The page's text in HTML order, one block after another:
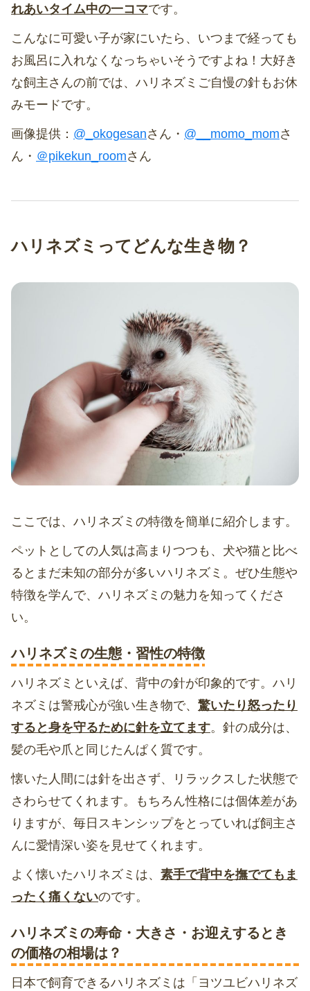
れあいタイム中の一コマです。
こんなに可愛い子が家にいたら、いつまで経っても
お風呂に入れなくなっちゃいそうですよね！大好き
な飼主さんの前では、ハリネズミご自慢の針もお休
みモードです。
画像提供： @_okogesanさん・ @__momo_momさ
ん・ ＠pikekun_roomさん
ハリネズミってどんな生き物？
ここでは、ハリネズミの特徴を簡単に紹介します。
ペットとしての人気は高まりつつも、犬や猫と比べ
るとまだ未知の部分が多いハリネズミ。ぜひ生態や
特徴を学んで、ハリネズミの魅力を知ってくださ
い。
ハリネズミの生態・習性の特徴
ハリネズミといえば、背中の針が印象的です。ハリ
ネズミは警戒心が強い生き物で、 驚いたり怒ったり
すると身を守るために針を立てます。針の成分は、
髪の毛や爪と同じたんぱく質です。
懐いた人間には針を出さず、リラックスした状態で
さわらせてくれます。もちろん性格には個体差があ
りますが、毎日スキンシップをとっていれば飼主さ
んに愛情深い姿を見せてくれます。
よく懐いたハリネズミは、 素手で背中を撫でてもま
ったく痛くないのです。
ハリネズミの寿命・大きさ・お迎えするとき
の価格の相場は？
日本で飼育できるハリネズミは「ヨツユビハリネズ